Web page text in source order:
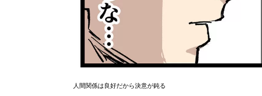
人間関係は良好だから決意が鈍る